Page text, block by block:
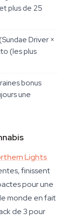
plus de 25
Driver ×
(les plus
bonus
une
Lights
finissent
pour une
monde en fait
de 3 pour